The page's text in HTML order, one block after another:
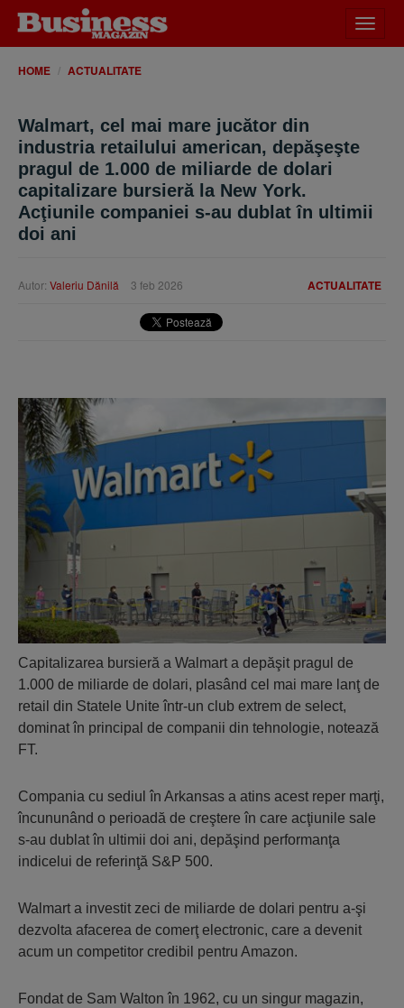
meniu
HOME ACTUALITATE
Walmart, cel mai mare jucător din
industria retailului american, depăşeşte
pragul de 1.000 de miliarde de dolari
capitalizare bursieră la New York.
Acţiunile companiei s-au dublat în ultimii
doi ani
ACTUALITATE
Autor: Valeriu Dănilă 3 feb 2026
Capitalizarea bursieră a Walmart a depăşit pragul de
1.000 de miliarde de dolari, plasând cel mai mare lanţ de
retail din Statele Unite într-un club extrem de select,
dominat în principal de companii din tehnologie, notează
FT.
Compania cu sediul în Arkansas a atins acest reper marţi,
încununând o perioadă de creştere în care acţiunile sale
s-au dublat în ultimii doi ani, depăşind performanţa
indicelui de referinţă S&P 500.
Walmart a investit zeci de miliarde de dolari pentru a-şi
dezvolta afacerea de comerţ electronic, care a devenit
acum un competitor credibil pentru Amazon.
Fondat de Sam Walton în 1962, cu un singur magazin,